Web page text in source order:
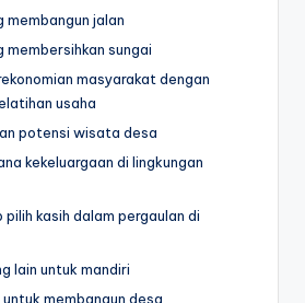
membangun jalan
membersihkan sungai
masyarakat dengan
usaha
potensi wisata desa
kekeluargaan di lingkungan
kasih dalam pergaulan di
lain untuk mandiri
membangun desa